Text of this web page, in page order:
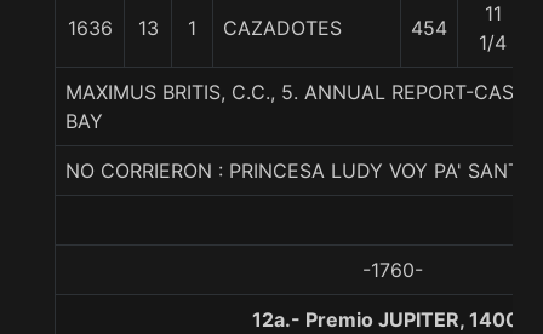
1636 13 1 CAZADOTES 454
11
1/4
MAXIMUS BRITIS, C.C., 5. ANNUAL REPORT-
BAY
NO CORRIERON : PRINCESA LUDY VOY PA'
-1760-
12a.- Premio JUPITER, 1400